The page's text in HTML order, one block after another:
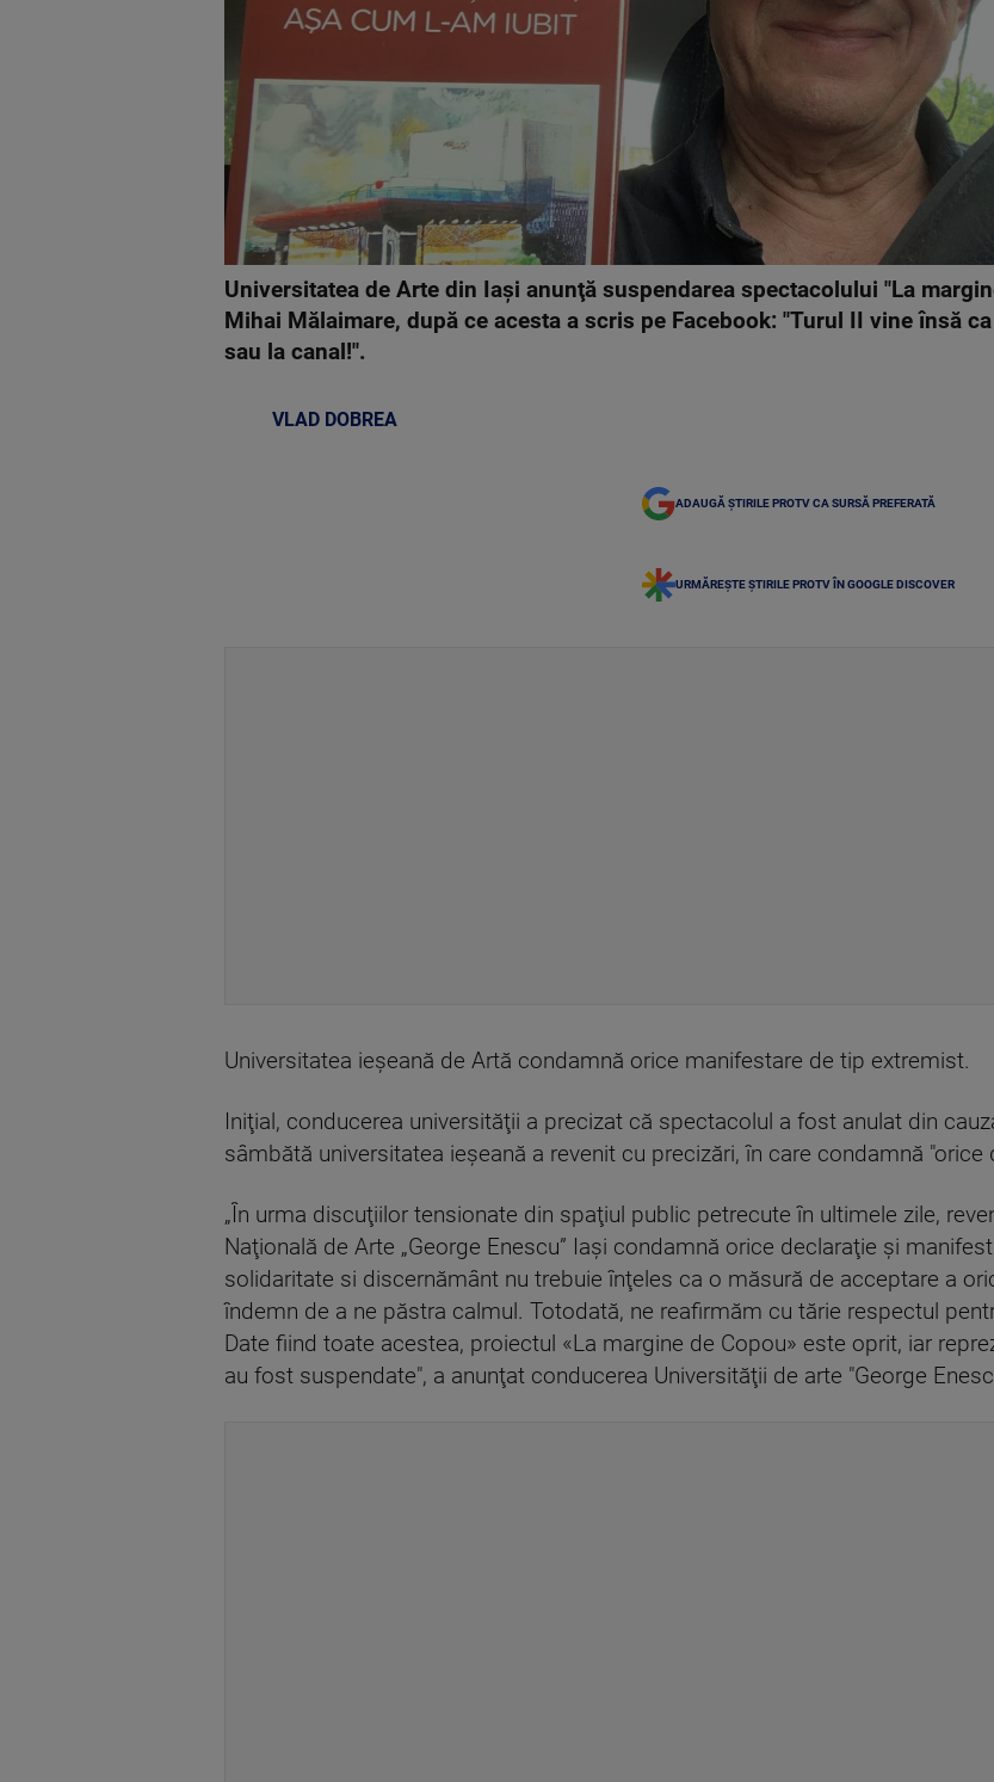
Universitatea de Arte din Iaşi anunţă suspendarea spectacolului "La
Mihai Mălaimare, după ce acesta a scris pe Facebook: "Turul II vine însă
sau la canal!".
VLAD DOBREA
ADAUGĂ ȘTIRILE PROTV CA SURSĂ PREFERATĂ
URMĂREȘTE ȘTIRILE PROTV ÎN GOOGLE DISCOVER
Universitatea ieşeană de Artă condamnă orice manifestare de tip extremist.
Iniţial, conducerea universităţii a precizat că spectacolul a fost anulat din
sâmbătă universitatea ieşeană a revenit cu precizări, în care condamnă
„În urma discuţiilor tensionate din spaţiul public petrecute în ultimele zile,
Naţională de Arte „George Enescu” Iaşi condamnă orice declaraţie şi
solidaritate si discernământ nu trebuie înţeles ca o măsură de acceptare a
îndemn de a ne păstra calmul. Totodată, ne reafirmăm cu tărie respectul
Date fiind toate acestea, proiectul «La margine de Copou» este oprit, iar
au fost suspendate", a anunţat conducerea Universităţii de arte "George